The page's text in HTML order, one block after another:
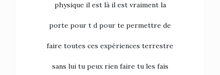
physique il est là il est vraiment la
porte pour t d pour te permettre de
faire toutes ces expériences terrestre
sans lui tu peux rien faire tu les fais